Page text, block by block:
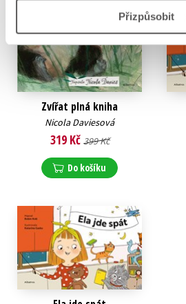
Přizpůsobit
Zvířat plná kniha
Nicola Daviesová
319 Kč 399 Kč
Do košíku